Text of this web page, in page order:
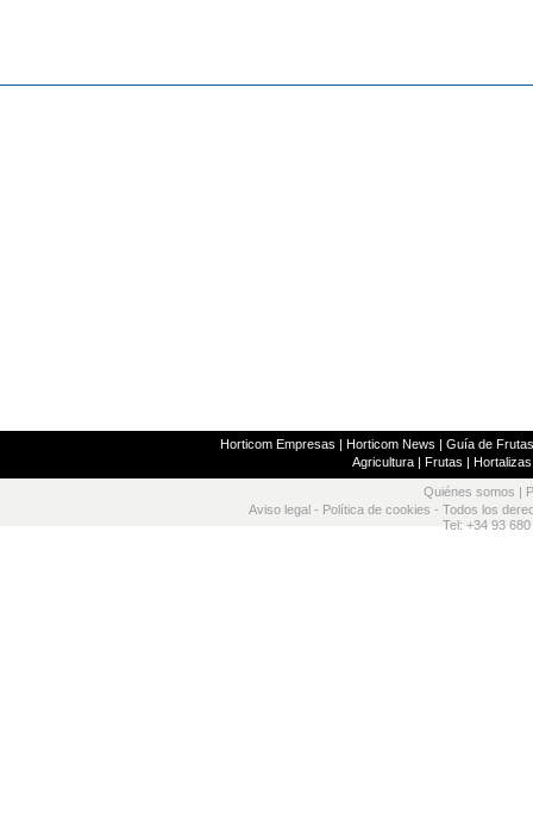
Horticom Empresas | Horticom News | Guía de
Agricultura| Frutas | Hortalizas
Quiénes somos
Aviso legal - Política de cookies - Todos los
Tel: +34 93